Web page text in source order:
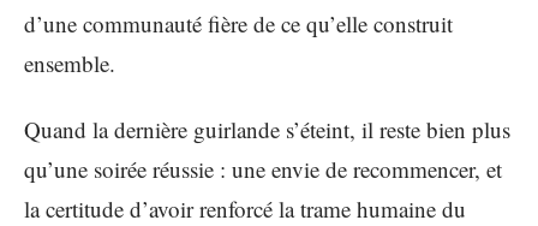
d’une communauté fière de ce qu’elle construit
ensemble.
Quand la dernière guirlande s’éteint, il reste bien plus
qu’une soirée réussie : une envie de recommencer, et
la certitude d’avoir renforcé la trame humaine du